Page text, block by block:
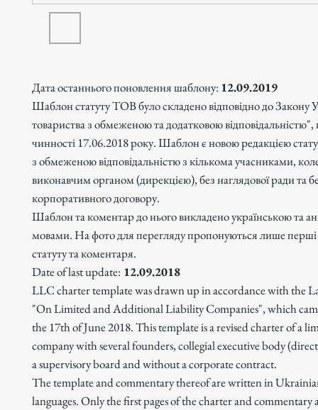
Дата останнього поновлення шаблону: 12.09.2019
Шаблон статуту ТОВ було складено відповідно до Закону
товариства з обмеженою та додатковою
чинності 17.06.2018 року. Шаблон є новою редакцією
з обмеженою відповідальністю з кількома учасниками,
виконавчим органом (дирекцією), без наглядової ради та
корпоративного договору.
Шаблон та коментар до нього викладено українською та
мовами. На фото для перегляду пропонуються лише перші
статуту та коментаря.
Date of last update: 12.09.2018
LLC charter template was drawn up in accordance with the
"On Limited and Additional Liability Companies", which
the 17th of June 2018. This template is a revised charter of a
company with several founders, collegial executive body
a supervisory board and without a corporate contract.
The template and commentary thereof are written in
languages. Only the first pages of the charter and commentary